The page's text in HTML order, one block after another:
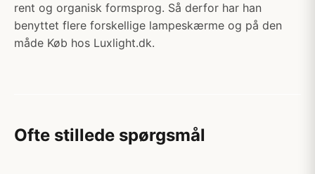
rent og organisk formsprog. Så derfor har han
benyttet flere forskellige lampeskærme og på den
måde Køb hos Luxlight.dk.
Ofte stillede spørgsmål